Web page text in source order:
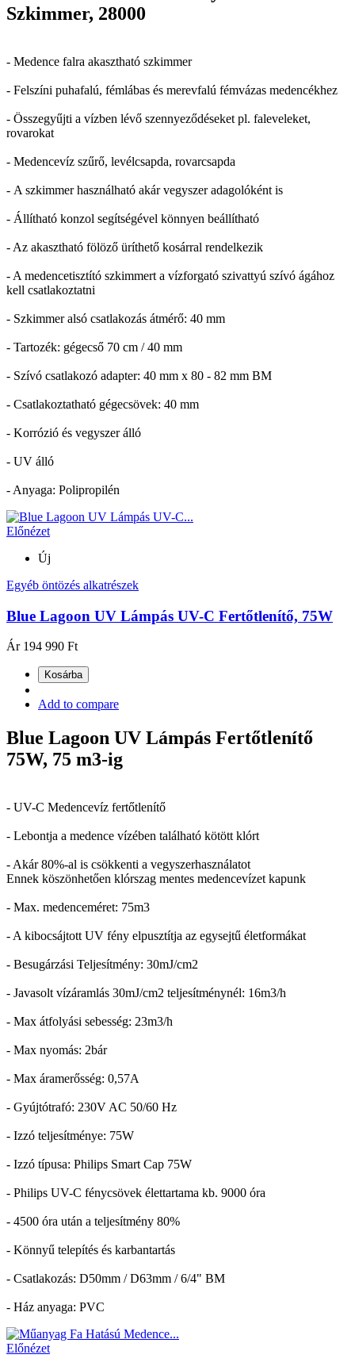
Szkimmer, 28000
- Medence falra akasztható szkimmer
- Felszíni puhafalú, fémlábas és merevfalú fémvázas medencékhez
- Összegyűjti a vízben lévő szennyeződéseket pl. faleveleket,
rovarokat
- Medencevíz szűrő, levélcsapda, rovarcsapda
- A szkimmer használható akár vegyszer adagolóként is
- Állítható konzol segítségével könnyen beállítható
- Az akasztható fölöző üríthető kosárral rendelkezik
- A medencetisztító szkimmert a vízforgató szivattyú szívó ágához
kell csatlakoztatni
- Szkimmer alsó csatlakozás átmérő: 40 mm
- Tartozék: gégecső 70 cm / 40 mm
- Szívó csatlakozó adapter: 40 mm x 80 - 82 mm BM
- Csatlakoztatható gégecsövek: 40 mm
- Korrózió és vegyszer álló
- UV álló
- Anyaga: Polipropilén
Előnézet
Új
Egyéb öntözés alkatrészek
Blue Lagoon UV Lámpás UV-C Fertőtlenítő, 75W
Ár 194 990 Ft
Kosárba
Add to compare
Blue Lagoon UV Lámpás Fertőtlenítő
75W, 75 m3-ig
- UV-C Medencevíz fertőtlenítő
- Lebontja a medence vízében található kötött klórt
- Akár 80%-al is csökkenti a vegyszerhasználatot
Ennek köszönhetően klórszag mentes medencevízet kapunk
- Max. medenceméret: 75m3
- A kibocsájtott UV fény elpusztítja az egysejtű életformákat
- Besugárzási Teljesítmény: 30mJ/cm2
- Javasolt vízáramlás 30mJ/cm2 teljesítménynél: 16m3/h
- Max átfolyási sebesség: 23m3/h
- Max nyomás: 2bár
- Max áramerősség: 0,57A
- Gyújtótrafó: 230V AC 50/60 Hz
- Izzó teljesítménye: 75W
- Izzó típusa: Philips Smart Cap 75W
- Philips UV-C fénycsövek élettartama kb. 9000 óra
- 4500 óra után a teljesítmény 80%
- Könnyű telepítés és karbantartás
- Csatlakozás: D50mm / D63mm / 6/4" BM
- Ház anyaga: PVC
Előnézet